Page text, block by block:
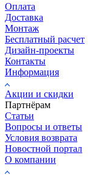
Оплата
Доставка
Монтаж
Бесплатный расчет
Дизайн-проекты
Контакты
Информация
Акции и скидки
Партнёрам
Статьи
Вопросы и ответы
Условия возврата
Новостной портал
О компании